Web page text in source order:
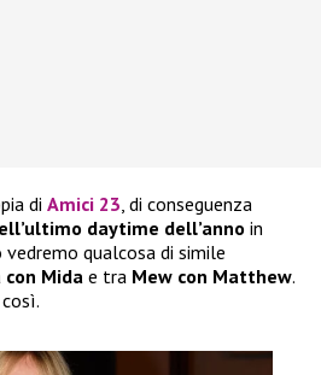
di Amici 23, di conseguenza
daytime dell’anno in
qualcosa di simile
con Mida e tra Mew con Matthew.